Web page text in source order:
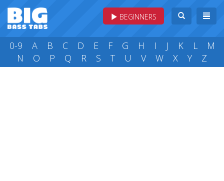
BEGINNERS
0-9 A B C D E F G H I J K L
M
N
O P Q R S T U V W X Y Z